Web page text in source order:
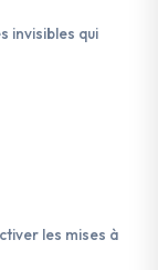
invisibles qui
les mises à